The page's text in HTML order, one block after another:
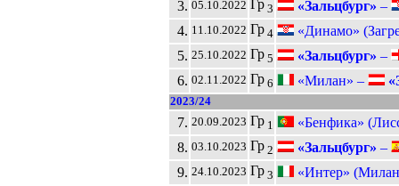
3. 05.10.2022 Гр 3 «Зальцбург» –
4. 11.10.2022 Гр 4
«Динамо»
5. 25.10.2022 Гр 5 «Зальцбург» –
6. 02.11.2022 Гр 6 «Милан» –
2023/24
7. 20.09.2023 Гр 1
«Бенфика»
8. 03.10.2023 Гр 2 «Зальцбург» –
9. 24.10.2023 Гр 3
«Интер»